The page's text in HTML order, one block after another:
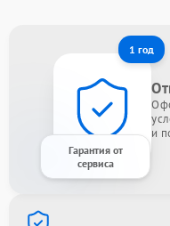
1 год
Гарантия от
сервиса
и